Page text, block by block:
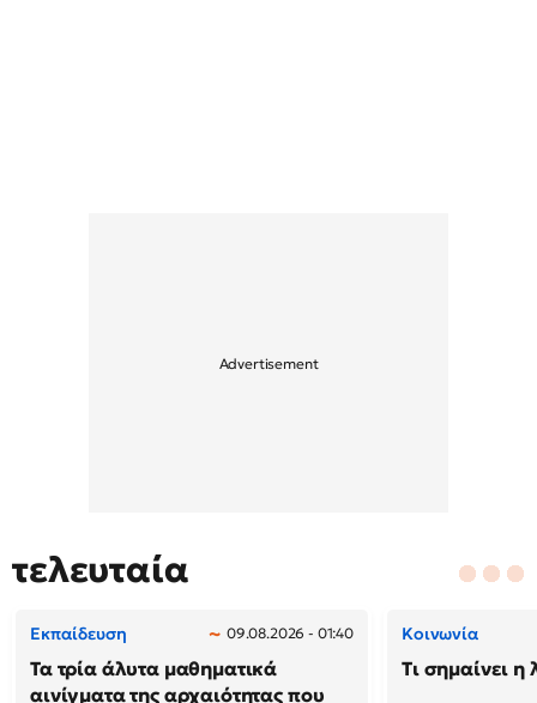
τελευταία
Εκπαίδευση 09.08.2026 - 01:40
Τα τρία άλυτα μαθηματικά
αινίγματα της αρχαιότητας που
Κοινωνία
Τι σημαίνει η